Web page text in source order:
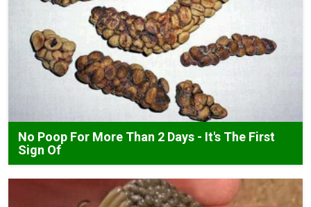
No Poop For More Than 2 Days - It's The First
Sign Of